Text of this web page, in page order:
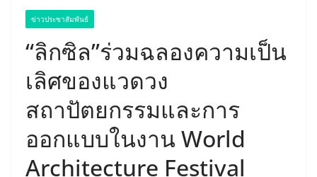
ข่าวประชาสัมพันธ์
“ลิกซิล”ร่วมฉลองความเป็น
เลิศของแวดวง
สถาปัตยกรรมและการ
ออกแบบในงาน World
Architecture Festival